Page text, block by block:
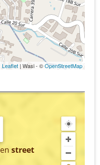
Leaflet | Wasi - ©OpenStreetMap
en street